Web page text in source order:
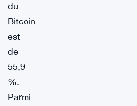
du
Bitcoin
est
de
55,9
%.
Parmi